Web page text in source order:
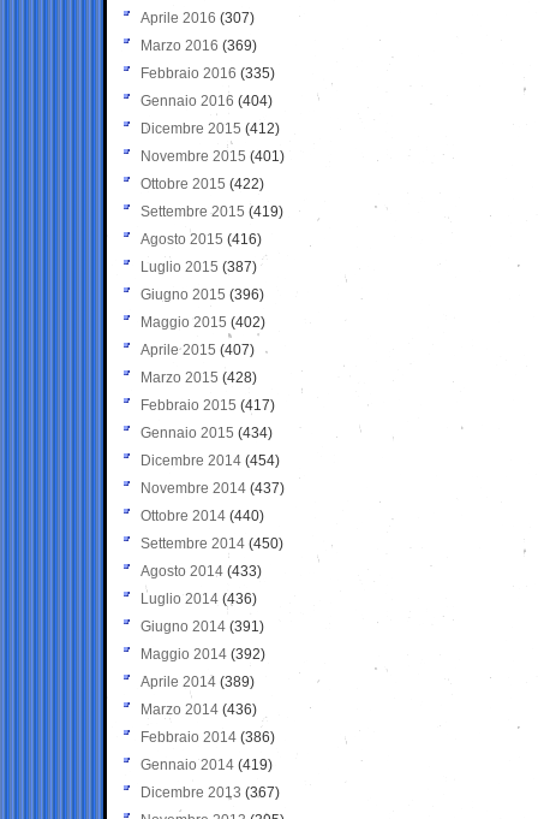
Aprile 2016 (307)
Marzo 2016 (369)
Febbraio 2016 (335)
Gennaio 2016 (404)
Dicembre 2015 (412)
Novembre 2015 (401)
Ottobre 2015 (422)
Settembre 2015 (419)
Agosto 2015 (416)
Luglio 2015 (387)
Giugno 2015 (396)
Maggio 2015 (402)
Aprile 2015 (407)
Marzo 2015 (428)
Febbraio 2015 (417)
Gennaio 2015 (434)
Dicembre 2014 (454)
Novembre 2014 (437)
Ottobre 2014 (440)
Settembre 2014 (450)
Agosto 2014 (433)
Luglio 2014 (436)
Giugno 2014 (391)
Maggio 2014 (392)
Aprile 2014 (389)
Marzo 2014 (436)
Febbraio 2014 (386)
Gennaio 2014 (419)
Dicembre 2013 (367)